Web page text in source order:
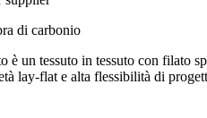
di carbonio
è un tessuto in tessuto con filato
lay-flat e alta flessibilità di